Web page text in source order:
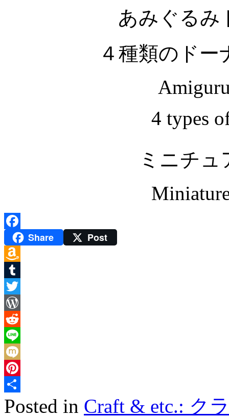
あみぐるみ
４種類のド
4 types
ミニチュ
FacebookShare Post
Amazon
Wish
List
Tumblr
Twitter
WordPress
Reddit
Line
Mixi
Pinterest
Share
Posted in Craft & etc.: ク